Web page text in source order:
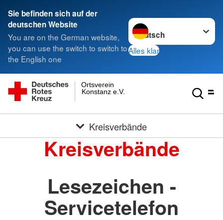
Sie befinden sich auf der
deutschen Website
You are on the German website,
you can use the switch to switch to
the English one
Sprache wechseln zu
Alles klar
Konstanz e.V.
Ortsverein
Kreisverbände
Kreisverbände
Lesezeichen -
Servicetelefon